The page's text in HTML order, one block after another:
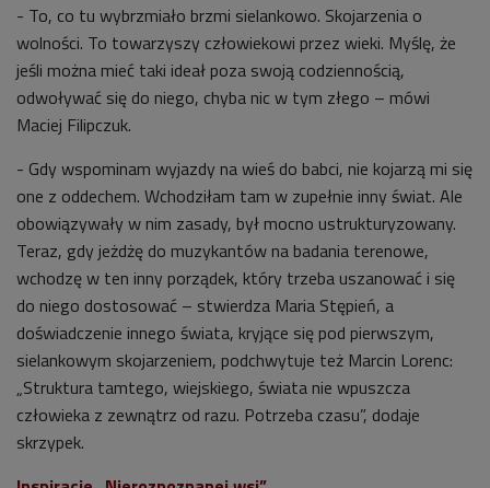
- To, co tu wybrzmiało brzmi sielankowo. Skojarzenia o
wolności. To towarzyszy człowiekowi przez wieki. Myślę, że
jeśli można mieć taki ideał poza swoją codziennością,
odwoływać się do niego, chyba nic w tym złego – mówi
Maciej Filipczuk.
- Gdy wspominam wyjazdy na wieś do babci, nie kojarzą mi się
one z oddechem. Wchodziłam tam w zupełnie inny świat. Ale
obowiązywały w nim zasady, był mocno ustrukturyzowany.
Teraz, gdy jeżdżę do muzykantów na badania terenowe,
wchodzę w ten inny porządek, który trzeba uszanować i się
do niego dostosować – stwierdza Maria Stępień, a
doświadczenie innego świata, kryjące się pod pierwszym,
sielankowym skojarzeniem, podchwytuje też Marcin Lorenc:
„Struktura tamtego, wiejskiego, świata nie wpuszcza
człowieka z zewnątrz od razu. Potrzeba czasu”, dodaje
skrzypek.